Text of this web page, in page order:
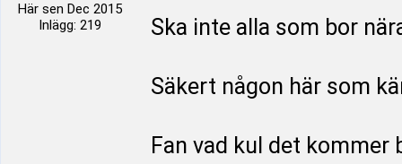
Här sen Dec 2015
Inlägg: 219
Ska inte alla som bor
Säkert någon här som
Fan vad kul det